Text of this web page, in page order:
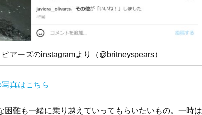
アーズのinstagramより（@britneyspears）
真はこちら
困難も一緒に乗り越えていってもらいたいもの。一時は